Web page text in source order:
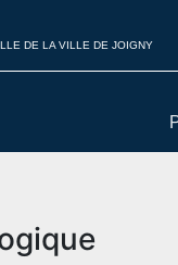
DE LA VILLE DE JOIGNY